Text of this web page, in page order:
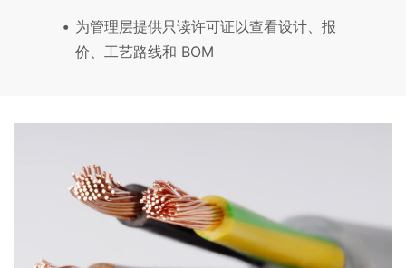
为管理层提供只读许可证以查看设计、报
价、工艺路线和 BOM